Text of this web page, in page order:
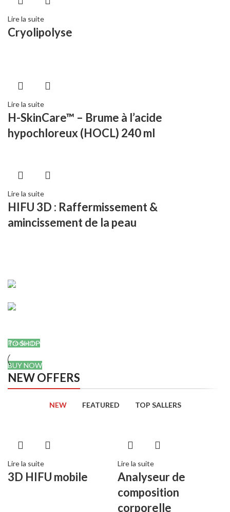
Lire la suite
Cryolipolyse
Lire la suite
H-SkinCare™ – Brume à l’acide
hypochloreux (HOCL) 240 ml
Lire la suite
HIFU 3D : Raffermissement &
amincissement de la peau
NEW PRODUCTS
TO SHOP
VEGAN FOOD
Products with elegant design can
quickly begin to bloat.
BUY NOW
NEW OFFERS
NEW FEATURED TOP SALLERS
Lire la suite
3D HIFU mobile
Lire la suite
Analyseur de
composition
corporelle